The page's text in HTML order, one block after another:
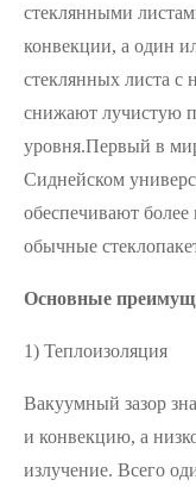
стеклянными
конвекции, а один
стеклянных листа
снижают лучистую
уровня.Первый в
Сиднейском
обеспечивают
обычные
Основные
1) Теплоизоляция
Вакуумный зазор
и конвекцию, а
излучение. Всего